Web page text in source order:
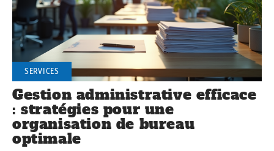
SERVICES
Gestion administrative efficace
: stratégies pour une
organisation de bureau
optimale